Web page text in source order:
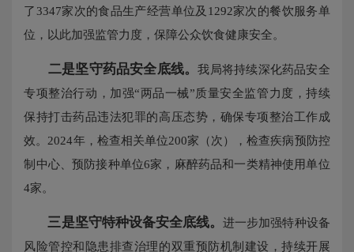
了3347家次的食品生产经营单位及1292家次的餐饮服务单
位，以此加强监管力度，保障公众饮食健康安全。
二是坚守药品安全底线。我局将持续深化药品安全
专项整治行动，加强“两品一械”质量安全监管力度，持续
保持打击药品违法犯罪的高压态势，确保专项整治工作成
效。2024年，检查相关单位200家（次），检查疾病预防控
制中心、预防接种单位6家，麻醉药品和一类精神使用单位
4家。
三是坚守特种设备安全底线。进一步加强特种设备
风险管控和隐患排查治理的双重预防机制建设，持续开展